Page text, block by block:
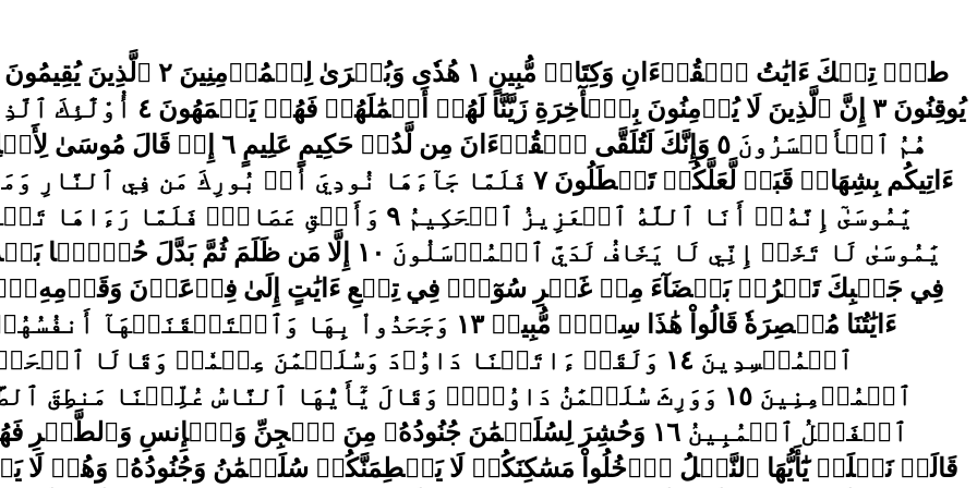
طسٓۚ تِلۡكَ ءَايَٰتُ ٱلۡقُرۡءَانِ وَكِتَابٖ مُّبِينٍ ١ هُدٗى وَبُشۡرَىٰ لِلۡمُؤۡمِنِينَ ٢ ٱلَّذِينَ يُقِيمُونَ ٱلصَّلَوٰةَ وَيُؤۡتُونَ ٱلزَّكَوٰةَ وَهُم بِٱلۡأٓخِرَةِ هُمۡ يُوقِنُونَ ٣ إِنَّ ٱلَّذِينَ لَا يُؤۡمِنُونَ بِٱلۡأٓخِرَةِ زَيَّنَّا لَهُمۡ أَعۡمَٰلَهُمۡ فَهُمۡ يَعۡمَهُونَ ٤ أُوْلَٰٓئِكَ ٱلَّذِينَ لَهُمۡ سُوٓءُ ٱلۡعَذَابِ وَهُمۡ فِي ٱلۡأٓخِرَةِ هُمُ ٱلۡأَخۡسَرُونَ ٥ وَإِنَّكَ لَتُلَقَّى ٱلۡقُرۡءَانَ مِن لَّدُنۡ حَكِيمٍ عَلِيمٍ ٦ إِذۡ قَالَ مُوسَىٰ لِأَهۡلِهِۦٓ إِنِّيٓ ءَانَسۡتُ نَارٗا سَ‍َٔاتِيكُم مِّنۡهَا بِخَبَرٍ أَوۡ ءَاتِيكُم بِشِهَابٖ قَبَسٖ لَّعَلَّكُمۡ تَصۡطَلُونَ ٧ فَلَمَّا جَآءَهَا نُودِيَ أَنۢ بُورِكَ مَن فِي ٱلنَّارِ وَمَنۡ حَوۡلَهَا وَسُبۡحَٰنَ ٱللَّهِ رَبِّ ٱلۡعَٰلَمِينَ ٨ يَٰمُوسَىٰٓ إِنَّهُۥٓ أَنَا ٱللَّهُ ٱلۡعَزِيزُ ٱلۡحَكِيمُ ٩ وَأَلۡقِ عَصَاكَۚ فَلَمَّا رَءَاهَا تَهۡتَزُّ كَأَنَّهَا جَآنّٞ وَلَّىٰ مُدۡبِرٗا وَلَمۡ يُعَقِّبۡۚ يَٰمُوسَىٰ لَا تَخَفۡ إِنِّي لَا يَخَافُ لَدَيَّ ٱلۡمُرۡسَلُونَ ١٠ إِلَّا مَن ظَلَمَ ثُمَّ بَدَّلَ حُسۡنَۢا بَعۡدَ سُوٓءٖ فَإِنِّي غَفُورٞ رَّحِيمٞ ١١ وَأَدۡخِلۡ يَدَكَ فِي جَيۡبِكَ تَخۡرُجۡ بَيۡضَآءَ مِنۡ غَيۡرِ سُوٓءٖۖ فِي تِسۡعِ ءَايَٰتٍ إِلَىٰ فِرۡعَوۡنَ وَقَوۡمِهِۦٓۚ إِنَّهُمۡ كَانُواْ قَوۡمٗا فَٰسِقِينَ ١٢ فَلَمَّا جَآءَتۡهُمۡ ءَايَٰتُنَا مُبۡصِرَةٗ قَالُواْ هَٰذَا سِحۡرٞ مُّبِينٞ ١٣ وَجَحَدُواْ بِهَا وَٱسۡتَيۡقَنَتۡهَآ أَنفُسُهُمۡ ظُلۡمٗا وَعُلُوّٗاۚ فَٱنظُرۡ كَيۡفَ كَانَ عَٰقِبَةُ ٱلۡمُفۡسِدِينَ ١٤ وَلَقَدۡ ءَاتَيۡنَا دَاوُۥدَ وَسُلَيۡمَٰنَ عِلۡمٗاۖ وَقَالَا ٱلۡحَمۡدُ لِلَّهِ ٱلَّذِي فَضَّلَنَا عَلَىٰ كَثِيرٖ مِّنۡ عِبَادِهِ ٱلۡمُؤۡمِنِينَ ١٥ وَوَرِثَ سُلَيۡمَٰنُ دَاوُۥدَۖ وَقَالَ يَٰٓأَيُّهَا ٱلنَّاسُ عُلِّمۡنَا مَنطِقَ ٱلطَّيۡرِ وَأُوتِينَا مِن كُلِّ شَيۡءٍۖ إِنَّ هَٰذَا لَهُوَ ٱلۡفَضۡلُ ٱلۡمُبِينُ ١٦ وَحُشِرَ لِسُلَيۡمَٰنَ جُنُودُهُۥ مِنَ ٱلۡجِنِّ وَٱلۡإِنسِ وَٱلطَّيۡرِ فَهُمۡ يُوزَعُونَ ١٧ حَتَّىٰٓ إِذَآ أَتَوۡاْ عَلَىٰ وَادِ ٱلنَّمۡلِ قَالَتۡ نَمۡلَةٞ يَٰٓأَيُّهَا ٱلنَّمۡلُ ٱدۡخُلُواْ مَسَٰكِنَكُمۡ لَا يَحۡطِمَنَّكُمۡ سُلَيۡمَٰنُ وَجُنُودُهُۥ وَهُمۡ لَا يَشۡعُرُونَ ١٨ فَتَبَسَّمَ ضَاحِكٗا مِّن قَوۡلِهَا وَقَالَ رَبِّ أَوۡزِعۡنِيٓ أَنۡ أَشۡكُرَ نِعۡمَتَكَ ٱلَّتِيٓ أَنۡعَمۡتَ عَلَيَّ وَعَلَىٰ وَٰلِدَيَّ وَأَنۡ أَعۡمَلَ صَٰلِحٗا تَرۡضَىٰهُ وَأَدۡخِلۡنِي بِرَحۡمَتِكَ فِي عِبَادِكَ ٱلصَّٰلِحِينَ ١٩ وَتَفَقَّدَ ٱلطَّيۡرَ فَقَالَ مَا لِيَ لَآ